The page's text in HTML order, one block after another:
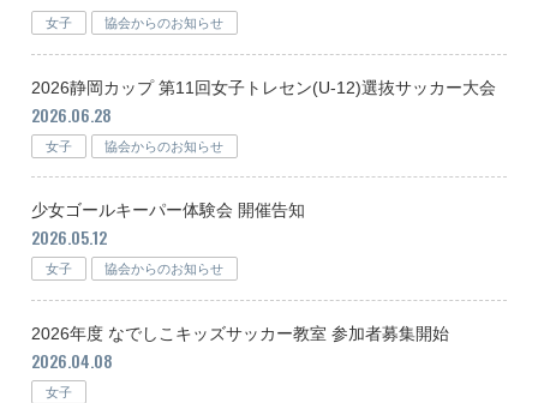
女子 協会からのお知らせ
2026静岡カップ 第11回女子トレセン(U-12)選抜サッカー大会
2026.06.28
女子 協会からのお知らせ
少女ゴールキーパー体験会 開催告知
2026.05.12
女子 協会からのお知らせ
2026年度 なでしこキッズサッカー教室 参加者募集開始
2026.04.08
女子